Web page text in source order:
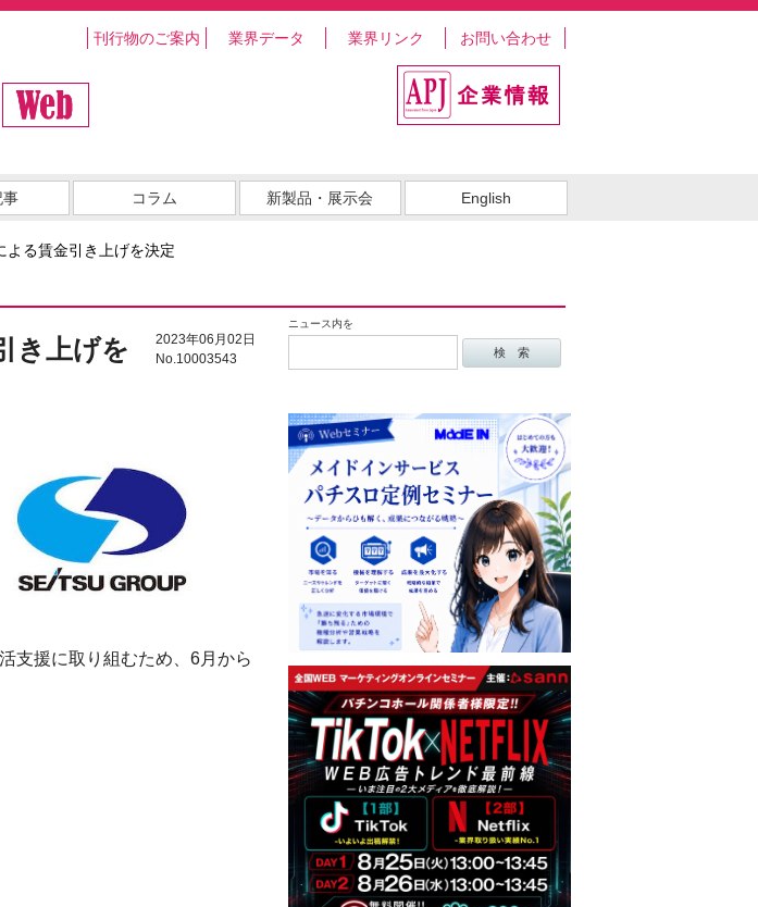
刊行物のご案内 業界データ 業界リンク お問い合わせ
事 コラム 新製品・展示会 English
よる賃金引き上げを決定
ニュース内を
2023年06月02日
No.10003543
き上げを
支援に取り組むため、6月から